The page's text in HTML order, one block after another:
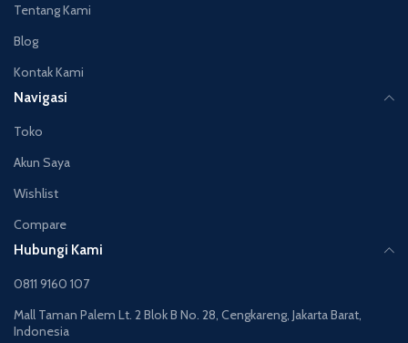
Tentang Kami
Blog
Kontak Kami
Navigasi
Toko
Akun Saya
Wishlist
Compare
Hubungi Kami
0811 9160 107
Mall Taman Palem Lt. 2 Blok B No. 28, Cengkareng, Jakarta Barat,
Indonesia